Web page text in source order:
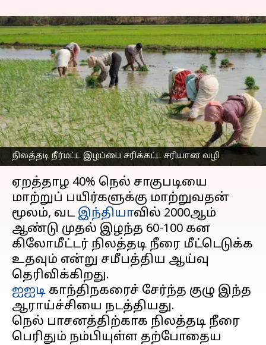
நிலத்தடி நீர்மட்ட இழப்பை சரிக்கட்ட சரியான வழி
நிலத்தடி நீர்மட்ட இழப்பை
சரிக்கட்ட மாற்று
பயிரிடுதல் தான் சரியான
வழி; ஐஐடி ஆய்வில்
தகவல்
எழுதியவர் Sekar Chinnappan Sep 15, 2024 05:18 pm
செய்தி முன்னோட்டம்
ஏறத்தாழ 40% நெல் சாகுபடியை
மாற்றுப் பயிர்களுக்கு மாற்றுவதன்
மூலம், வட இந்தியாவில் 2000ஆம்
ஆண்டு முதல் இழந்த 60-100 கன
கிலோமீட்டர் நிலத்தடி நீரை மீட்டெடுக்க
உதவும் என்று சமீபத்திய ஆய்வு
ஐஐடி காந்திநகரைச் சேர்ந்த குழு இந்த
ஆராய்ச்சியை நடத்தியது.
நெல் பாசனத்திற்காக நிலத்தடி நீரை
பெரிதும் நம்பியுள்ள தற்போதைய